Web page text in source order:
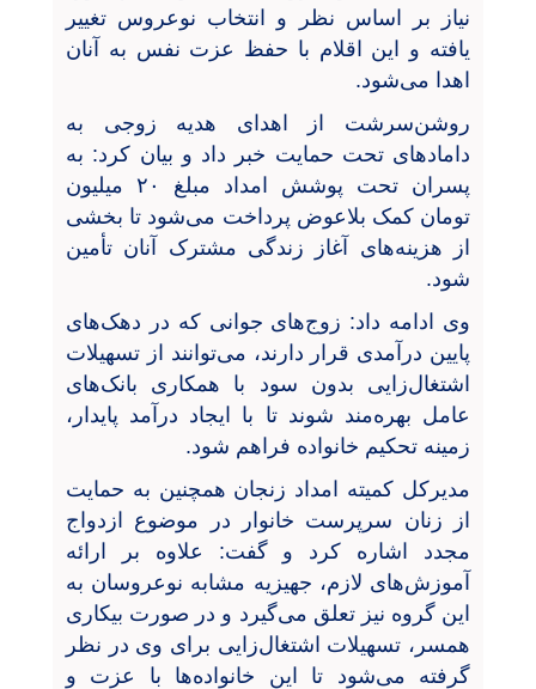
نیاز بر اساس نظر و انتخاب نوعروس تغییر
یافته و این اقلام با حفظ عزت نفس به آنان
اهدا می‌شود.
روشن‌سرشت از اهدای هدیه زوجی به
دامادهای تحت حمایت خبر داد و بیان کرد: به
پسران تحت پوشش امداد مبلغ ۲۰ میلیون
تومان کمک بلاعوض پرداخت می‌شود تا بخشی
از هزینه‌های آغاز زندگی مشترک آنان تأمین
شود.
وی ادامه داد: زوج‌های جوانی که در دهک‌های
پایین درآمدی قرار دارند، می‌توانند از تسهیلات
اشتغال‌زایی بدون سود با همکاری بانک‌های
عامل بهره‌مند شوند تا با ایجاد درآمد پایدار،
زمینه تحکیم خانواده فراهم شود.
مدیرکل کمیته امداد زنجان همچنین به حمایت
از زنان سرپرست خانوار در موضوع ازدواج
مجدد اشاره کرد و گفت: علاوه بر ارائه
آموزش‌های لازم، جهیزیه مشابه نوعروسان به
این گروه نیز تعلق می‌گیرد و در صورت بیکاری
همسر، تسهیلات اشتغال‌زایی برای وی در نظر
گرفته می‌شود تا این خانواده‌ها با عزت و